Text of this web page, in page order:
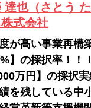
達也（さとう
式会社
が高い事業再構
】の採択率！！
万円】の採択
を残している中